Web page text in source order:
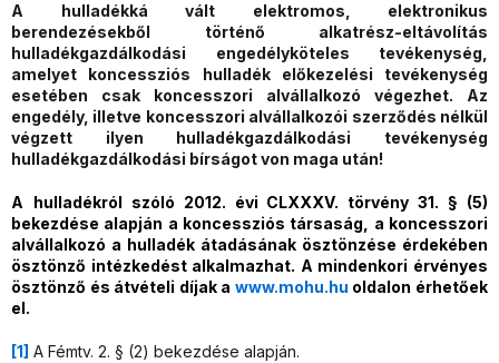
A hulladékká vált elektromos, elektronikus
berendezésekből történő alkatrész-eltávolítás
hulladékgazdálkodási engedélyköteles tevékenység,
amelyet koncessziós hulladék előkezelési tevékenység
esetében csak koncesszori alvállalkozó végezhet. Az
engedély, illetve koncesszori alvállalkozói szerződés nélkül
végzett ilyen hulladékgazdálkodási tevékenység
hulladékgazdálkodási bírságot von maga után!
A
hulladékról szóló 2012. évi CLXXXV. törvény 31. § (5)
bekezdése alapján a koncessziós társaság, a koncesszori
alvállalkozó a hulladék átadásának ösztönzése érdekében
ösztönző intézkedést alkalmazhat. A mindenkori érvényes
ösztönző és átvételi díjak a www.mohu.hu oldalon érhetőek
el.
[1] A Fémtv. 2. § (2) bekezdése alapján.